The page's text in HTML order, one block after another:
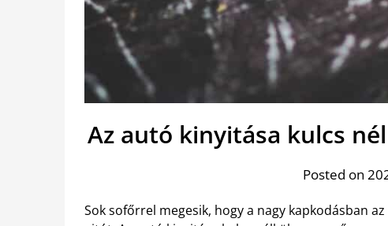
Az autó kinyitása kulcs
Posted on
Sok sofőrrel megesik, hogy a nagy kapkodásban